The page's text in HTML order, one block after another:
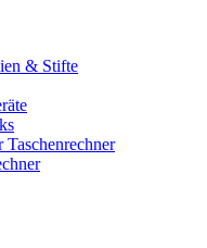
& Stifte